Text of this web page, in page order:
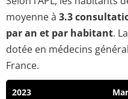
moyenne à 3.3
par an et par habitant.
dotée en médecins
France.
2023